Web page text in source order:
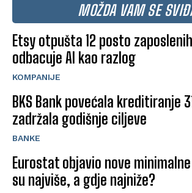
MOŽDA VAM SE
Etsy otpušta 12 posto
odbacuje AI kao razlog
KOMPANIJE
BKS Bank povećala kreditiranje
zadržala godišnje ciljeve
BANKE
Eurostat objavio nove
su najviše, a gdje najniže?